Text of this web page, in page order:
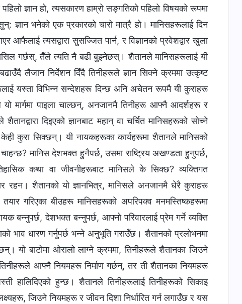
ज्ञान हो, त्यसकारण हाम्रो सङ्गतिको पहिलो विषयको रूपमा
ज्ञान भनेको एक प्रकारको चारो मात्रै हो। मानिसहरूलाई दिन
आफैलाई त्यसद्वारा सुसज्‍जित पार्न, र विज्ञानको प्रवेशद्वार खुला
गर्छस्, तैँले त्यति नै बढी बुझ्‍नेछस्। शैतानले मानिसहरूलाई यी
लैजान निर्देशन दिँदै तिनीहरूले ज्ञान सिक्‍ने क्रममा उत्कृष्ट
यस्ता विभिन्‍न सन्देशहरू दिन्छ अनि अचेतन रूपमै यी कुराहरू
मार्गमा पाइला चाल्छन्, अनजानमै तिनीहरू आफ्‍नै आदर्शहरू र
दिइएको ज्ञानबाट महान् वा चर्चित मानिसहरूको सोच्‍ने
कुरा सिक्छन्। यी नायकहरूका कार्यहरूमा शैतानले मानिसको
मानिस देशभक्त हुनैपर्छ, उसमा राष्ट्रिय अखण्डता हुनुपर्छ,
कथा वा जीवनीहरूबाट मानिसले के सिक्छ? व्यक्तिगत
रहन। शैतानको यो ज्ञानभित्र, मानिसले अनजानमै धेरै कुराहरू
गरिएका बीउहरू मानिसहरूको अपरिपक्‍व मनमस्तिष्कहरूमा
बन्‍नुपर्छ, देशभक्त बन्‍नुपर्छ, आफ्‍नो परिवारलाई प्रेम गर्ने व्यक्ति
भाव धारण गर्नुपर्छ भन्‍ने अनुभूति गराउँछ। शैतानको प्रलोभनमा
यो बाटोमा ओरालो लाग्‍ने क्रममा, तिनीहरूले शैतानका जिउने
आफ्‍नै नियमहरू निर्माण गर्छन्, तर ती शैतानका नियमहरू
हालिदिएको हुन्छ। शैतानले तिनीहरूलाई तिनीहरूको सिकाइ
जिउने नियमहरू र जीवन दिशा निर्धारित गर्न लगाउँछ र यस